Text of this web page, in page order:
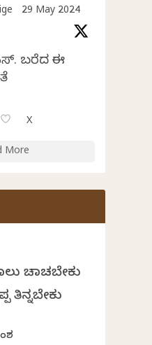
29 May 2024
ಬರೆದ ಈ
X
More
ಚಾಚಬೇಕು
ತಿನ್ನಬೇಕು